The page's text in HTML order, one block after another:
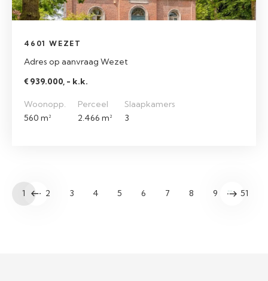
4601 WEZET
Adres op aanvraag Wezet
€ 939.000, - k.k.
Woonopp.
560 m²
Perceel
2.466 m²
Slaapkamers
3
1 2 3 4 5 6 7 8 9 … 51